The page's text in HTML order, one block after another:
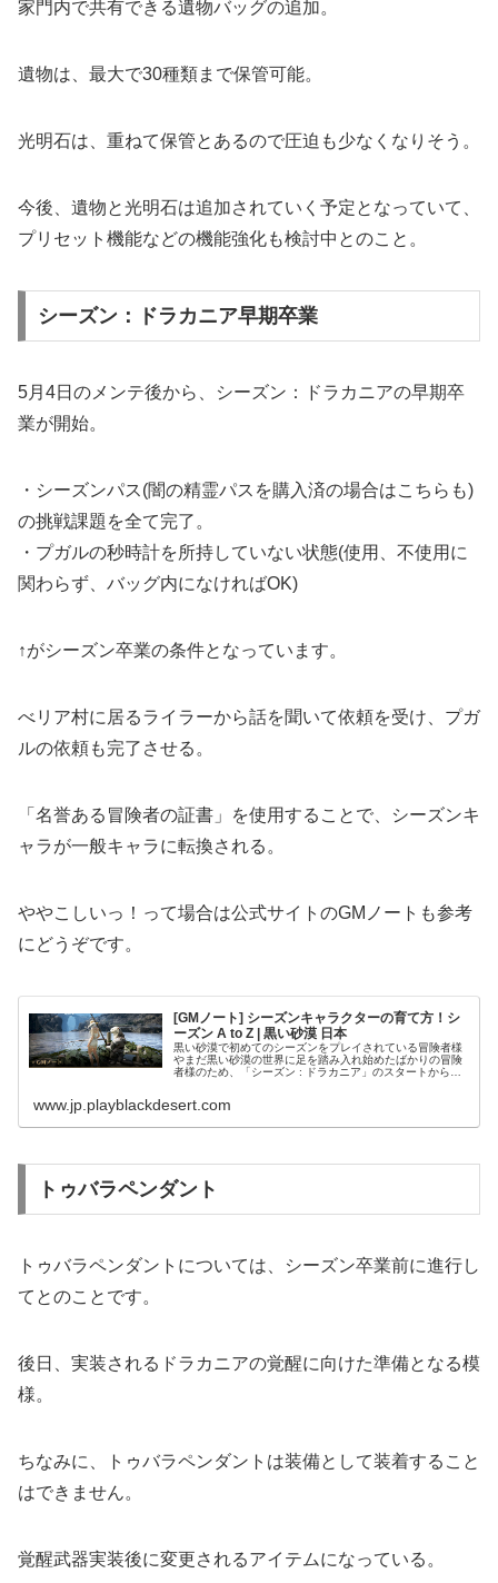
家門内で共有できる遺物バッグの追加。
遺物は、最大で30種類まで保管可能。
光明石は、重ねて保管とあるので圧迫も少なくなりそう。
今後、遺物と光明石は追加されていく予定となっていて、
プリセット機能などの機能強化も検討中とのこと。
シーズン：ドラカニア早期卒業
5月4日のメンテ後から、シーズン：ドラカニアの早期卒
業が開始。
・シーズンパス(闇の精霊パスを購入済の場合はこちらも)
の挑戦課題を全て完了。
・プガルの秒時計を所持していない状態(使用、不使用に
関わらず、バッグ内になければOK)
↑がシーズン卒業の条件となっています。
べリア村に居るライラーから話を聞いて依頼を受け、プガ
ルの依頼も完了させる。
「名誉ある冒険者の証書」を使用することで、シーズンキ
ャラが一般キャラに転換される。
ややこしいっ！って場合は公式サイトのGMノートも参考
にどうぞです。
[GMノート] シーズンキャラクターの育て方！シ
ーズン A to Z | 黒い砂漠 日本
黒い砂漠で初めてのシーズンをプレイされている冒険者様
やまだ黒い砂漠の世界に足を踏み入れ始めたばかりの冒険
者様のため、「シーズン : ドラカニア」のスタートから卒
www.jp.playblackdesert.com
トゥバラペンダント
トゥバラペンダントについては、シーズン卒業前に進行し
てとのことです。
後日、実装されるドラカニアの覚醒に向けた準備となる模
様。
ちなみに、トゥバラペンダントは装備として装着すること
はできません。
覚醒武器実装後に変更されるアイテムになっている。